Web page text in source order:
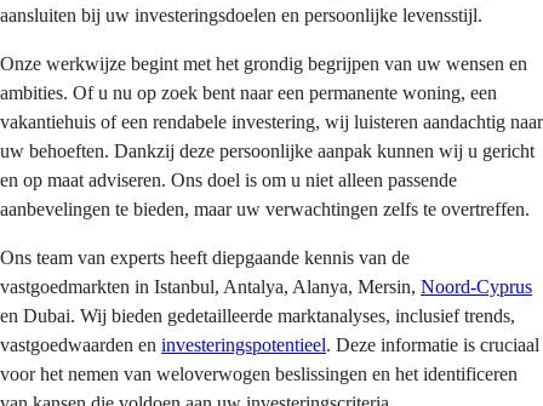
aansluiten bij uw investeringsdoelen en persoonlijke levensstijl.
Onze werkwijze begint met het grondig begrijpen van uw wensen en
ambities. Of u nu op zoek bent naar een permanente woning, een
vakantiehuis of een rendabele investering, wij luisteren aandachtig naar
uw behoeften. Dankzij deze persoonlijke aanpak kunnen wij u gericht
en op maat adviseren. Ons doel is om u niet alleen passende
aanbevelingen te bieden, maar uw verwachtingen zelfs te overtreffen.
Ons team van experts heeft diepgaande kennis van de
vastgoedmarkten in Istanbul, Antalya, Alanya, Mersin, Noord-Cyprus
en Dubai. Wij bieden gedetailleerde marktanalyses, inclusief trends,
vastgoedwaarden en investeringspotentieel. Deze informatie is cruciaal
voor het nemen van weloverwogen beslissingen en het identificeren